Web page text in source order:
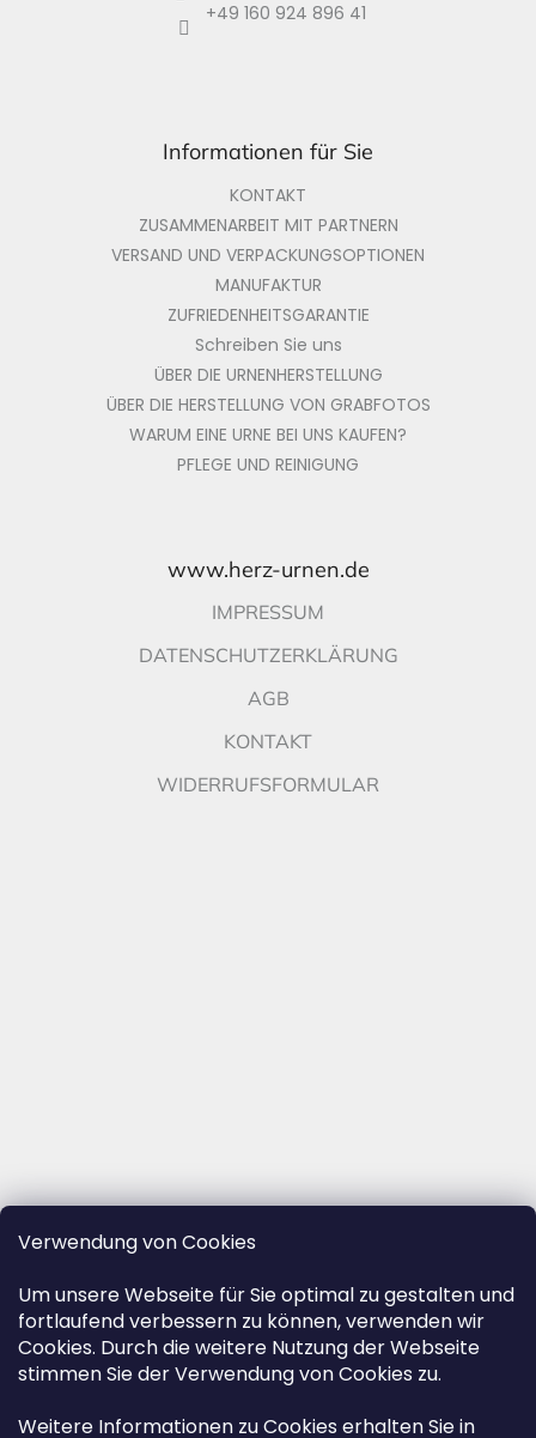
Verwendung von Cookies
Um unsere Webseite für Sie optimal zu gestalten und
fortlaufend verbessern zu können, verwenden wir
Cookies. Durch die weitere Nutzung der Webseite
stimmen Sie der Verwendung von Cookies zu.
Weitere Informationen zu Cookies erhalten Sie in
+49 160 924 896 41
Informationen für Sie
KONTAKT
ZUSAMMENARBEIT MIT PARTNERN
VERSAND UND VERPACKUNGSOPTIONEN
MANUFAKTUR
ZUFRIEDENHEITSGARANTIE
Schreiben Sie uns
ÜBER DIE URNENHERSTELLUNG
ÜBER DIE HERSTELLUNG VON GRABFOTOS
WARUM EINE URNE BEI UNS KAUFEN?
PFLEGE UND REINIGUNG
www.herz-urnen.de
IMPRESSUM
DATENSCHUTZERKLÄRUNG
AGB
KONTAKT
WIDERRUFSFORMULAR